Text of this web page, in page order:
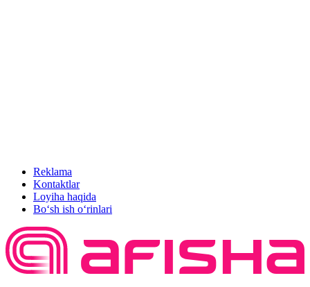
Reklama
Kontaktlar
Loyiha haqida
Bo‘sh ish o‘rinlari